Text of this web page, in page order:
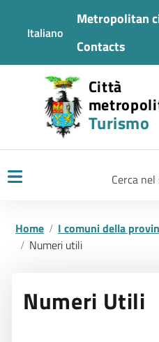
Italiano
Metropolitan
Contacts
Città
Turismo
Home I comuni della
Numeri utili
Numeri Utili